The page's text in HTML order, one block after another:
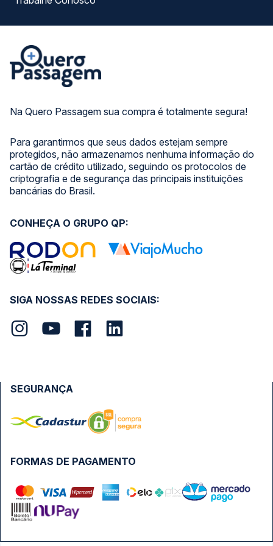
Na Quero Passagem sua compra é totalmente segura!
Para garantirmos que seus dados estejam sempre
protegidos, não armazenamos nenhuma informação do
cartão de crédito utilizado, seguindo os protocolos de
criptografia e de segurança das principais instituições
bancárias do Brasil.
SIGA NOSSAS REDES SOCIAIS:
CONHEÇA O GRUPO QP:
FORMAS DE PAGAMENTO
SEGURANÇA